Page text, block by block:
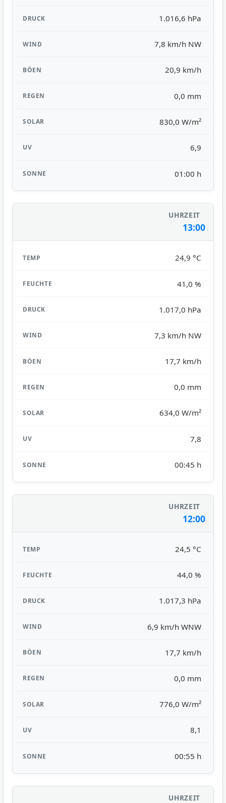
1.016,6 hPa
7,8 km/h NW
20,9 km/h
0,0 mm
830,0 W/m²
6,9
01:00 h
13:00
24,9 °C
41,0 %
1.017,0 hPa
7,3 km/h NW
17,7 km/h
0,0 mm
634,0 W/m²
7,8
00:45 h
12:00
24,5 °C
44,0 %
1.017,3 hPa
6,9 km/h WNW
17,7 km/h
0,0 mm
776,0 W/m²
8,1
00:55 h